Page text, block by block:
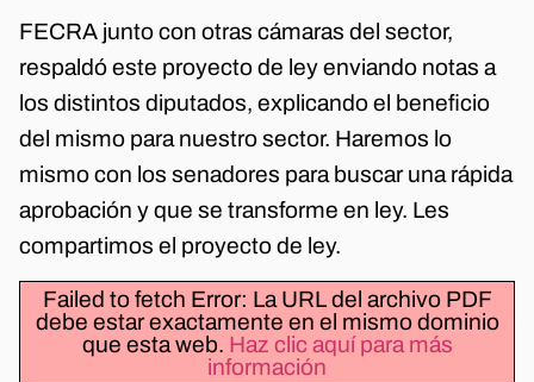
FECRA junto con otras cámaras del sector,
respaldó este proyecto de ley enviando notas a
los distintos diputados, explicando el beneficio
del mismo para nuestro sector. Haremos lo
mismo con los senadores para buscar una rápida
aprobación y que se transforme en ley. Les
compartimos el proyecto de ley.
Failed to fetch Error: La URL del archivo PDF
debe estar exactamente en el mismo dominio
que esta web. Haz clic aquí para más
información